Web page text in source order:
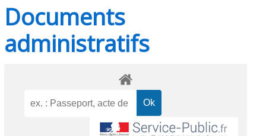
Documents
administratifs